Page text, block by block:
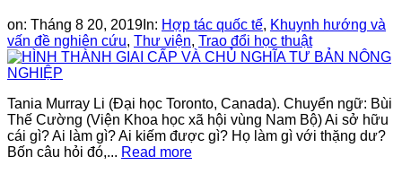
on: Tháng 8 20, 2019 In: Hợp tác quốc tế, Khuynh hướng và
vấn đề nghiên cứu, Thư viện, Trao đổi học thuật
Tania Murray Li (Đại học Toronto, Canada). Chuyển ngữ: Bùi
Thế Cường (Viện Khoa học xã hội vùng Nam Bộ) Ai sở hữu
cái gì? Ai làm gì? Ai kiếm được gì? Họ làm gì với thặng dư?
Bốn câu hỏi đó,... Read more